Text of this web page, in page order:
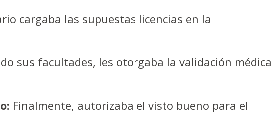
cargaba las supuestas licencias en la
sus facultades, les otorgaba la validación médica
Finalmente, autorizaba el visto bueno para el